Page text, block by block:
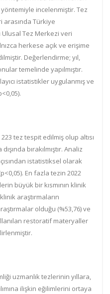
incelenmiştir. Tez
arasında Türkiye
Ulusal Tez Merkezi veri
herkese açık ve erişime
Değerlendirme; yıl,
temelinde yapılmıştır.
istatistikler uygulanmış ve
tez tespit edilmiş olup altısı
bırakılmıştır. Analiz
istatistiksel olarak
En fazla tezin 2022
büyük bir kısmının klinik
araştırmaların
olduğu (%53,76) ve
restoratif materyaller
uzmanlık tezlerinin yıllara,
ilişkin eğilimlerini ortaya